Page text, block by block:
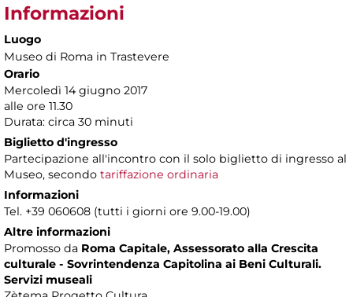
Informazioni
Luogo
Museo di Roma in Trastevere
Orario
Mercoledì 14 giugno 2017
alle ore 11.30
Durata: circa 30 minuti
Biglietto d'ingresso
Partecipazione all'incontro con il solo biglietto di ingresso al
Museo, secondo tariffazione ordinaria
Informazioni
Tel. +39 060608 (tutti i giorni ore 9.00-19.00)
Altre informazioni
Promosso da Roma Capitale, Assessorato alla Crescita
culturale - Sovrintendenza Capitolina ai Beni Culturali.
Servizi museali